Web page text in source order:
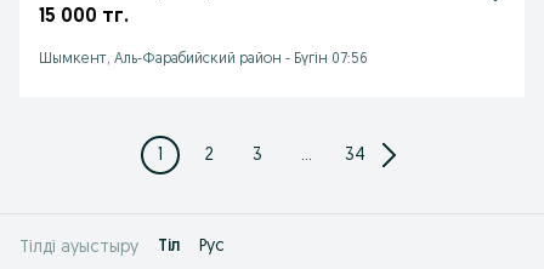
15 000 тг.
Шымкент, Аль-Фарабийский район - Бүгін 07:56
1 2 3 ... 34
Тілді ауыстыру Tіл Рус